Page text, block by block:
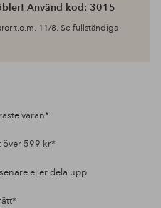
Använd kod: 3015
t.o.m. 11/8. Se fullständiga
varan*
över 599 kr*
eller dela upp